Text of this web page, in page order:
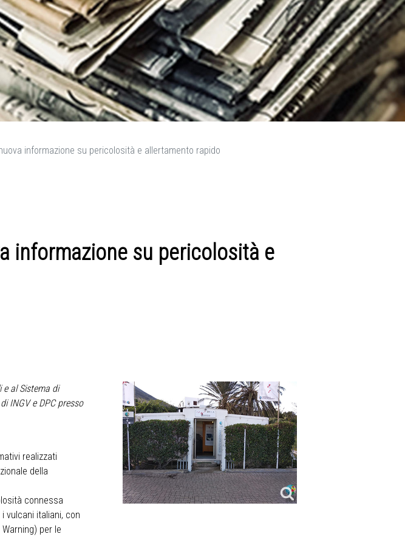
informazione su pericolosità e allertamento rapido
informazione su pericolosità e
al Sistema di
INGV e DPC presso
realizzati
della
connessa
vulcani italiani, con
per le